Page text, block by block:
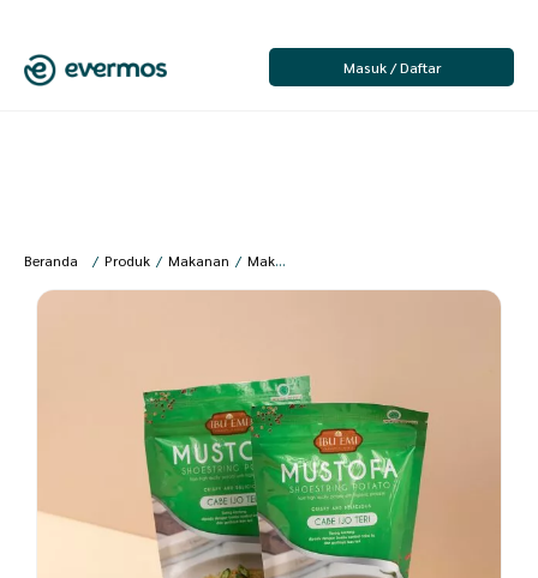
Masuk / Daftar
Beranda / Produk / Makanan / Makanan Siap Saji